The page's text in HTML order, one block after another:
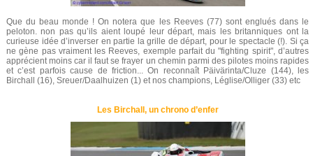
Que du beau monde ! On notera que les Reeves (77) sont englués dans le
peloton. non pas qu’ils aient loupé leur départ, mais les britanniques ont la
curieuse idée d’inverser en partie la grille de départ, pour le spectacle (!). Si ça
ne gène pas vraiment les Reeves, exemple parfait du "fighting spirit", d’autres
apprécient moins car il faut se frayer un chemin parmi des pilotes moins rapides
et c’est parfois cause de friction... On reconnaît Päivärinta/Cluze (144), les
Birchall (16), Sreuer/Daalhuizen (1) et nos champions, Léglise/Olliger (33) etc
Les Birchall, un chrono d’enfer